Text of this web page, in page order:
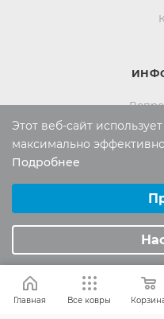
Политика
Главная Все ковры
Этот веб-сайт
максимально
Подробнее
Аналитические/